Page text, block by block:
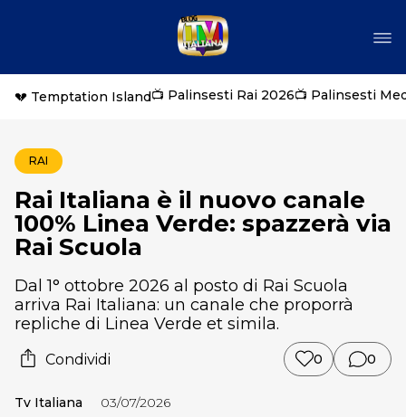
💔 Temptation Island📺 Palinsesti Rai 2026📺 Palinsesti
RAI
Rai Italiana è il nuovo canale
100% Linea Verde: spazzerà via
Rai Scuola
Dal 1° ottobre 2026 al posto di Rai Scuola
arriva Rai Italiana: un canale che proporrà
repliche di Linea Verde et simila.
Condividi 0 0
Tv Italiana 03/07/2026